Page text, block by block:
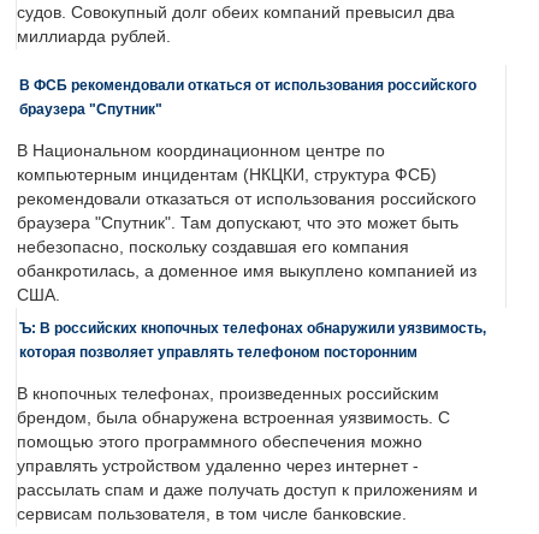
судов. Совокупный долг обеих компаний превысил два
миллиарда рублей.
В ФСБ рекомендовали откаться от использования российского
браузера "Спутник"
В Национальном координационном центре по
компьютерным инцидентам (НКЦКИ, структура ФСБ)
рекомендовали отказаться от использования российского
браузера "Спутник". Там допускают, что это может быть
небезопасно, поскольку создавшая его компания
обанкротилась, а доменное имя выкуплено компанией из
США.
Ъ: В российских кнопочных телефонах обнаружили уязвимость,
которая позволяет управлять телефоном посторонним
В кнопочных телефонах, произведенных российским
брендом, была обнаружена встроенная уязвимость. С
помощью этого программного обеспечения можно
управлять устройством удаленно через интернет -
рассылать спам и даже получать доступ к приложениям и
сервисам пользователя, в том числе банковские.